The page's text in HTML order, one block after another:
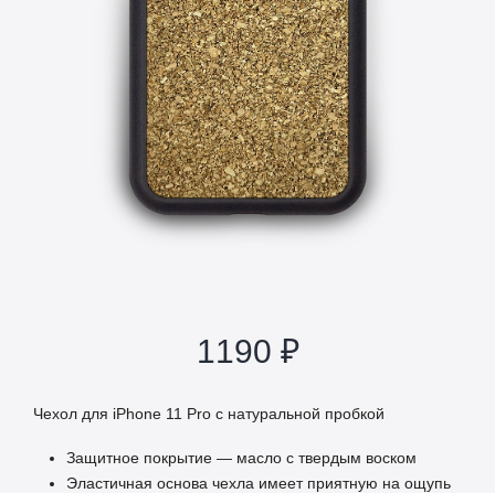
1190 ₽
Чехол для iPhone 11 Pro с натуральной пробкой
Защитное покрытие — масло с твердым воском
Эластичная основа чехла имеет приятную на ощупь